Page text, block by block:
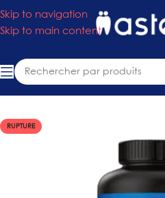
Skip to navigation
Skip to main content
RUPTURE